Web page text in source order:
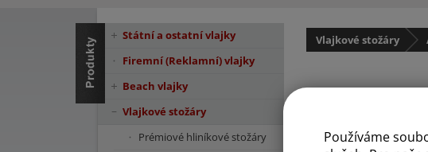
Používáme
Vlajkové stožáry
Státní a ostatní vlajky
Firemní (Reklamní) vlajky
Beach vlajky
Vlajkové stožáry
Prémiové hliníkové stožáry